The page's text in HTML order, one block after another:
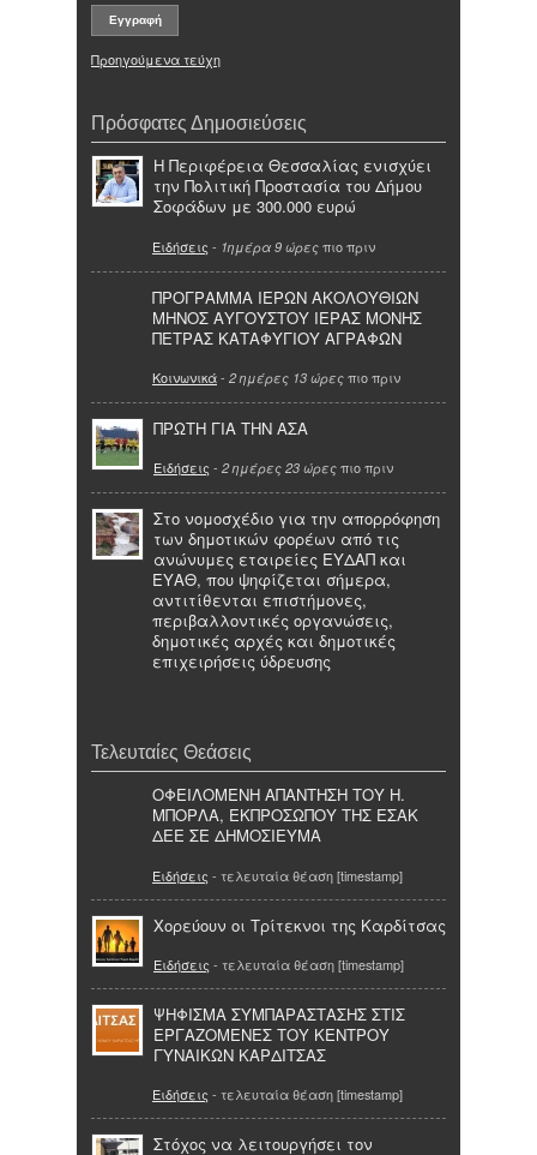
Προηγούμενα τεύχη
Πρόσφατες Δημοσιεύσεις
Η Περιφέρεια Θεσσαλίας ενισχύει
την Πολιτική Προστασία του Δήμου
Σοφάδων με 300.000 ευρώ
Ειδήσεις - 1ημέρα 9 ώρες πιο πριν
ΠΡΟΓΡΑΜΜΑ ΙΕΡΩΝ ΑΚΟΛΟΥΘΙΩΝ
ΜΗΝΟΣ ΑΥΓΟΥΣΤΟΥ ΙΕΡΑΣ ΜΟΝΗΣ
ΠΕΤΡΑΣ ΚΑΤΑΦΥΓΙΟΥ ΑΓΡΑΦΩΝ
Κοινωνικά- 2 ημέρες 13 ώρες πιο πριν
ΠΡΩΤΗ ΓΙΑ ΤΗΝ ΑΣΑ
Ειδήσεις - 2 ημέρες 23 ώρες πιο πριν
Στο νομοσχέδιο για την απορρόφηση
των δημοτικών φορέων από τις
ανώνυμες εταιρείες ΕΥΔΑΠ και
ΕΥΑΘ, που ψηφίζεται σήμερα,
αντιτίθενται επιστήμονες,
περιβαλλοντικές οργανώσεις,
δημοτικές αρχές και δημοτικές
επιχειρήσεις ύδρευσης
Τελευταίες Θεάσεις
ΟΦΕΙΛΟΜΕΝΗ ΑΠΑΝΤΗΣΗ ΤΟΥ Η.
ΜΠΟΡΛΑ, ΕΚΠΡΟΣΩΠΟΥ ΤΗΣ ΕΣΑΚ
ΔΕΕ ΣΕ ΔΗΜΟΣΙΕΥΜΑ
Ειδήσεις - τελευταία θέαση [timestamp]
Χορεύουν οι Τρίτεκνοι της Καρδίτσας
Ειδήσεις - τελευταία θέαση [timestamp]
ΨΗΦΙΣΜΑ ΣΥΜΠΑΡΑΣΤΑΣΗΣ ΣΤΙΣ
ΕΡΓΑΖΟΜΕΝΕΣ ΤΟΥ ΚΕΝΤΡΟΥ
ΓΥΝΑΙΚΩΝ ΚΑΡΔΙΤΣΑΣ
Ειδήσεις - τελευταία θέαση [timestamp]
Στόχος να λειτουργήσει τον